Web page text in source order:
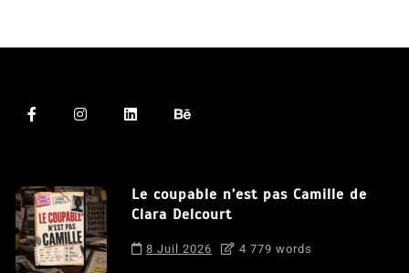
Le coupable n’est pas Camille de
Clara Delcourt
8 Juil 2026 4 779 words